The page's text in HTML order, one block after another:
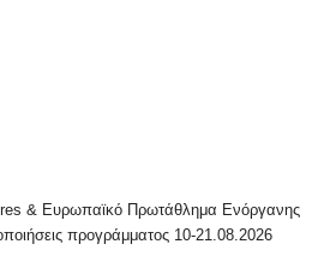
& Ευρωπαϊκό Πρωτάθλημα Ενόργανης
προγράμματος 10-21.08.2026